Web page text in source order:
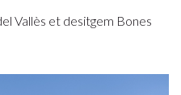
Vallès et desitgem Bones